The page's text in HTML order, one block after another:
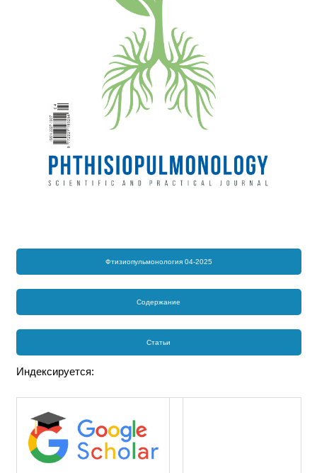
Фтизиопульмонология 04-2025
Содержание
Статьи
Индексируется: